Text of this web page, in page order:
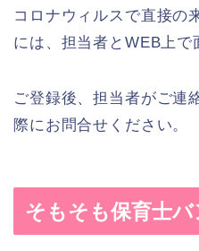
コロナウィルスで直接の
には、担当者とWEB上で
ご登録後、担当者がご連
際にお問合せください。
そもそも保育士